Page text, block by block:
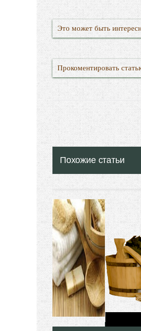
Это может быть
Прокоментировать
Похожие статьи